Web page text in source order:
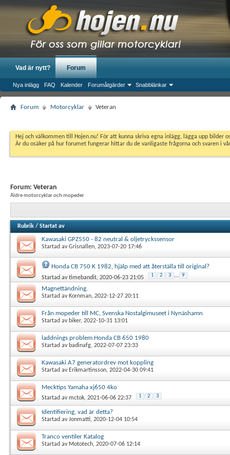
Vad är nytt? Forum
Nya inlägg FAQ Kalender Forumåtgärder Snabblänkar
Forum Motorcyklar Veteran
Hej och välkommen till Hojen.nu! För att kunna skriva egna inlägg, lägga upp
Är du osäker på hur forumet fungerar hittar du de vanligaste frågorna och svaren i
Forum: Veteran
Äldre motorcyklar och mopeder
Rubrik / Startat av
Kawasaki GPZ550 - 82 neutral & oljetryckssensor
Startad avGrisnallen, 2023-07-20 17:46
Honda CB 750 K 1982, hjälp med att återställa till original?
Startad avtimebandit, 2020-06-23 21:05 1 2 3 ... 9
Magnettändning.
Startad av Kornman, 2022-12-27 20:11
Från mopeder till MC, Svenska Nostalgimuseet i Nynäshamn
Startad av biker, 2022-10-31 13:01
laddnings problem Honda CB 650 1980
Startad av badinafg, 2022-07-07 23:33
Kawasaki A7 generatordrev mot koppling
Startad av Erikmartinsson, 2022-04-30 09:41
Mecktips Yamaha xj650 4ko
Startad avmctok, 2021-06-06 22:37 1 2 3
Identifiering, vad är detta?
Startad avJonmatti, 2020-12-04 10:54
Tranco ventiler Katalog
Startad av Mototech, 2020-07-06 12:14